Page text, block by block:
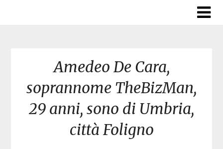
Amedeo De Cara,
soprannome TheBizMan,
29 anni, sono di Umbria,
città Foligno